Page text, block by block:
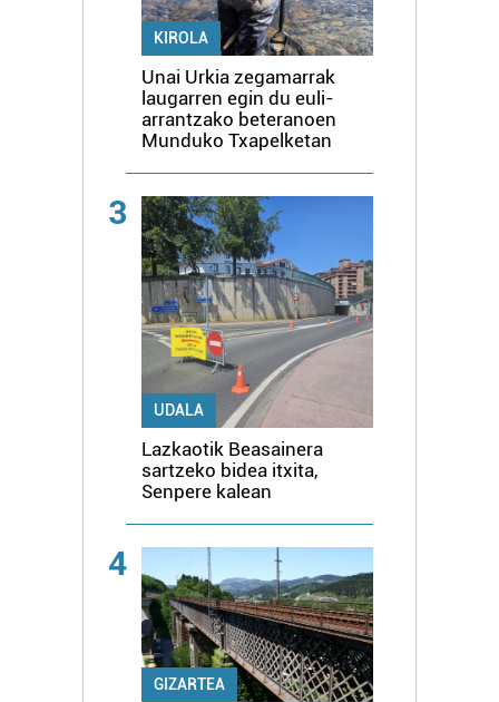
KIROLA
Unai Urkia zegamarrak
laugarren egin du euli-
arrantzako beteranoen
Munduko Txapelketan
3
UDALA
Lazkaotik Beasainera
sartzeko bidea itxita,
Senpere kalean
4
GIZARTEA